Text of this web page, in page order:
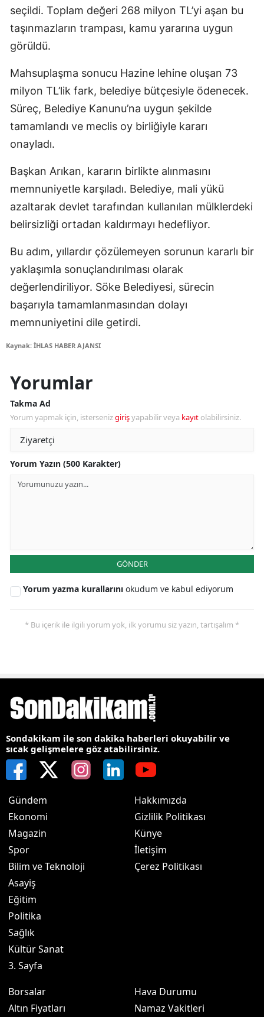
seçildi. Toplam değeri 268 milyon TL’yi aşan bu
taşınmazların trampası, kamu yararına uygun
görüldü.
Mahsuplaşma sonucu Hazine lehine oluşan 73
milyon TL’lik fark, belediye bütçesiyle ödenecek.
Süreç, Belediye Kanunu’na uygun şekilde
tamamlandı ve meclis oy birliğiyle kararı
onayladı.
Başkan Arıkan, kararın birlikte alınmasını
memnuniyetle karşıladı. Belediye, mali yükü
azaltarak devlet tarafından kullanılan mülklerdeki
belirsizliği ortadan kaldırmayı hedefliyor.
Bu adım, yıllardır çözülemeyen sorunun kararlı bir
yaklaşımla sonuçlandırılması olarak
değerlendiriliyor. Söke Belediyesi, sürecin
başarıyla tamamlanmasından dolayı
memnuniyetini dile getirdi.
Kaynak: İHLAS HABER AJANSI
Yorumlar
Takma Ad
Yorum yapmak için, istersenizgirişyapabilir veya kayıt olabilirsiniz.
Yorum Yazın (500 Karakter)
GÖNDER
Yorum yazma kurallarını okudum ve kabul ediyorum
* Bu içerik ile ilgili yorum yok, ilk yorumu siz yazın, tartışalım *
Sondakikam ile son dakika haberleri okuyabilir ve
sıcak gelişmelere göz atabilirsiniz.
Gündem
Ekonomi
Magazin
Spor
Bilim ve Teknoloji
Asayiş
Eğitim
Politika
Sağlık
Kültür Sanat
3. Sayfa
Hakkımızda
Gizlilik Politikası
Künye
İletişim
Çerez Politikası
Borsalar
Altın Fiyatları
Hava Durumu
Namaz Vakitleri